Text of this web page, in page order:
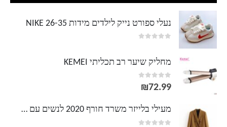
נעלי ספורט נייק לילדים מידות 26-35 NIKE
מחליק שיער רב תכליתי KEMEI
0
out of 5
₪72.99
מעילי בלייזר משרד חורף 2020 לנשים עם חזה כפול